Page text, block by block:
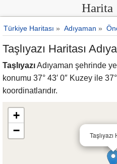
Harita
Türkiye Haritası » Adıyaman »
Taşlıyazı Haritası
TaşlıyazıAdıyaman şehrinde
konumu 37° 43′ 0″ Kuzey ile
koordinatlarıdır.
Taşlıyazı
+
−